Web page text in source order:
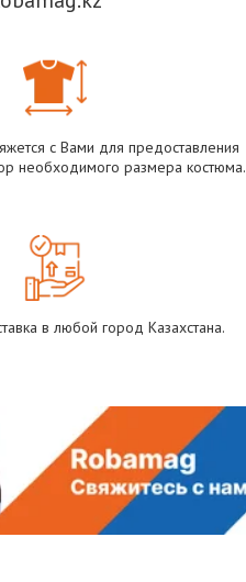
с Вами для предоставления
необходимого размера костюма.
в любой город Казахстана.